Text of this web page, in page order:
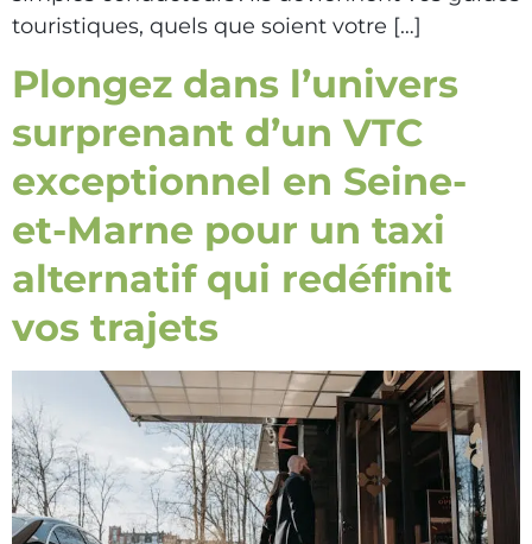
touristiques, quels que soient votre […]
Plongez dans l’univers
surprenant d’un VTC
exceptionnel en Seine-
et-Marne pour un taxi
alternatif qui redéfinit
vos trajets